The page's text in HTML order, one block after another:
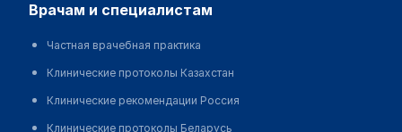
врачам и специалистам
Частная врачебная практика
Клинические протоколы Казахстан
Клинические рекомендации Россия
Клинические протоколы Беларусь